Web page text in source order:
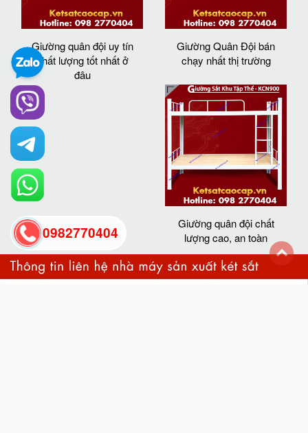
Giường quân đội uy tín
chất lượng tốt nhất ở
đâu
Giường Quân Đội bán
chạy nhất thị trường
Giường quân đội chất
lượng cao, an toàn
0982770404
back